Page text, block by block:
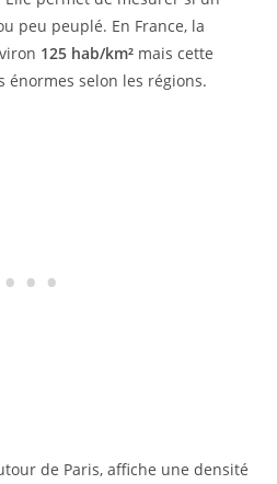
peu peuplé. En France, la
125 hab/km² mais cette
énormes selon les régions.
de Paris, affiche une densité